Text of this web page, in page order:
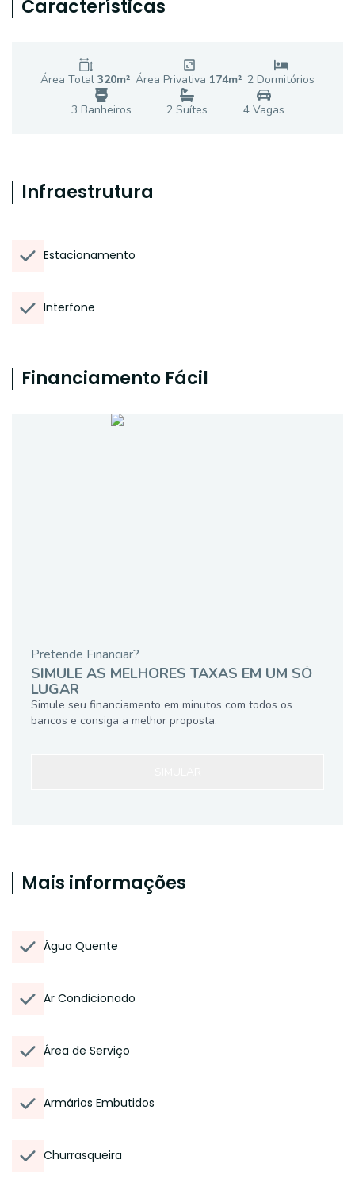
Características
Área Total 320m² Área Privativa 174m² 2 Dormitórios
3 Banheiros 2 Suítes 4Vagas
Infraestrutura
Estacionamento
Interfone
Financiamento Fácil
Pretende Financiar?
SIMULE AS MELHORES TAXAS EM UM SÓ
LUGAR
Simule seu financiamento em minutos com todos os
bancos e consiga a melhor proposta.
Mais informações
Água Quente
Ar Condicionado
Área de Serviço
Armários Embutidos
Churrasqueira